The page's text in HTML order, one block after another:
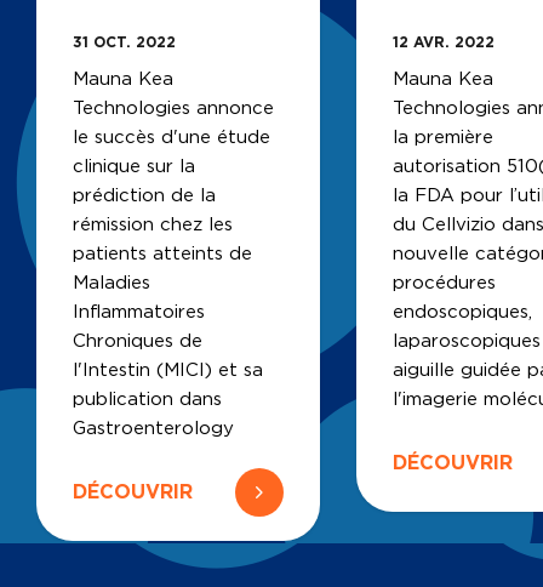
31 OCT. 2022
Mauna Kea
Technologies annonce
le succès d'une étude
clinique sur la
prédiction de la
rémission chez les
patients atteints de
Maladies
Inflammatoires
Chroniques de
l'Intestin (MICI) et sa
publication dans
Gastroenterology
DÉCOUVRIR
12 AVR. 2022
Mauna Kea
Technologies
la première
autorisation
la FDA pour
du Cellvizio
nouvelle
procédures
endoscopiques,
aiguille guidée
l'imagerie
DÉCOUVRIR